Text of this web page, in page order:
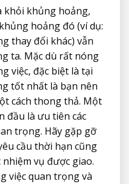
khỏi khủng hoảng,
hoảng đó (ví dụ:
thay đổi khác) vẫn
ta. Mặc dù rất nóng
việc, đặc biệt là tại
tốt nhất là bạn nên
cách thong thả. Một
đầu là ưu tiên các
trọng. Hãy gặp gỡ
cầu thời hạn cũng
vụ được giao.
việc quan trọng và